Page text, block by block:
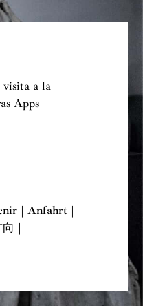
a la
Apps
| Anfahrt |
|